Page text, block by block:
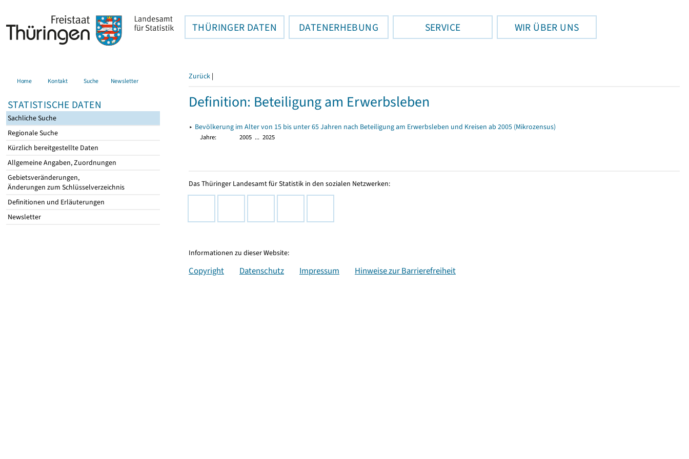
THÜRINGER DATEN DATENERHEBUNG SERVICE WIR ÜBER UNS
Home Kontakt Suche Newsletter
STATISTISCHE DATEN
Sachliche Suche
Regionale Suche
Kürzlich bereitgestellte Daten
Allgemeine Angaben, Zuordnungen
Gebietsveränderungen,
Änderungen zum Schlüsselverzeichnis
Definitionen und Erläuterungen
Newsletter
Zurück |
Definition: Beteiligung am Erwerbsleben
▸ Bevölkerung im Alter von 15 bis unter 65 Jahren nach Beteiligung am Erwerbsleben und Kreisen ab 2005 (Mikrozensus)
Jahre: 2005 ... 2025
Das Thüringer Landesamt für Statistik in den sozialen Netzwerken:
Informationen zu dieser Website:
Copyright Datenschutz Impressum Hinweise zur Barrierefreiheit